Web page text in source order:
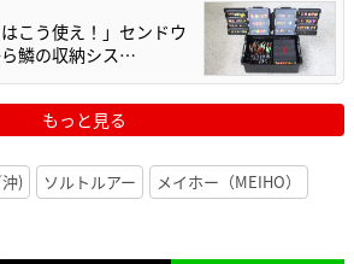
こう使え！」センドウ
鱗の収納シス…
もっと見る
) ソルトルアー
メイホー（MEIHO）